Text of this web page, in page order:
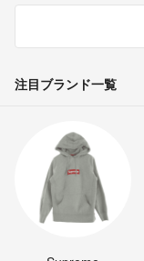
注目ブランド一覧